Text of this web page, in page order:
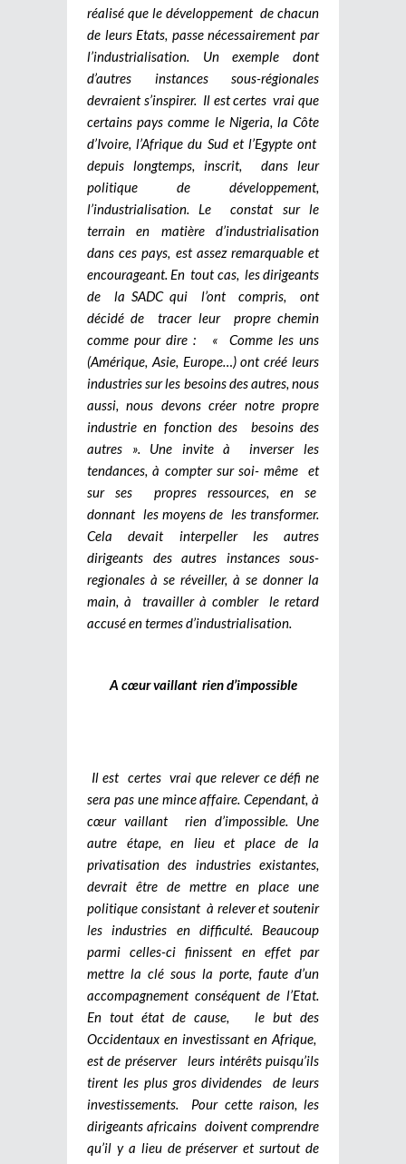
réalisé que le développement de chacun
de leurs Etats, passe nécessairement par
l’industrialisation. Un exemple dont
d’autres instances sous-régionales
devraient s’inspirer. Il est certes vrai que
certains pays comme le Nigeria, la Côte
d’Ivoire, l’Afrique du Sud et l’Egypte ont
depuis longtemps, inscrit, dans leur
politique de développement,
l’industrialisation. Le constat sur le
terrain en matière d’industrialisation
dans ces pays, est assez remarquable et
encourageant. En tout cas, les dirigeants
de la SADC qui l’ont compris, ont
décidé de tracer leur propre chemin
comme pour dire : « Comme les uns
(Amérique, Asie, Europe…) ont créé leurs
industries sur les besoins des autres, nous
aussi, nous devons créer notre propre
industrie en fonction des besoins des
autres ». Une invite à inverser les
tendances, à compter sur soi- même et
sur ses propres ressources, en se
donnant les moyens de les transformer.
Cela devait interpeller les autres
dirigeants des autres instances sous-
regionales à se réveiller, à se donner la
main, à travailler à combler le retard
accusé en termes d’industrialisation.
A cœur vaillant rien d’impossible
Il est certes vrai que relever ce défi ne
sera pas une mince affaire. Cependant, à
cœur vaillant rien d’impossible. Une
autre étape, en lieu et place de la
privatisation des industries existantes,
devrait être de mettre en place une
politique consistant à relever et soutenir
les industries en difficulté. Beaucoup
parmi celles-ci finissent en effet par
mettre la clé sous la porte, faute d’un
accompagnement conséquent de l’Etat.
En tout état de cause, le but des
Occidentaux en investissant en Afrique,
est de préserver leurs intérêts puisqu’ils
tirent les plus gros dividendes de leurs
investissements. Pour cette raison, les
dirigeants africains doivent comprendre
qu’il y a lieu de préserver et surtout de